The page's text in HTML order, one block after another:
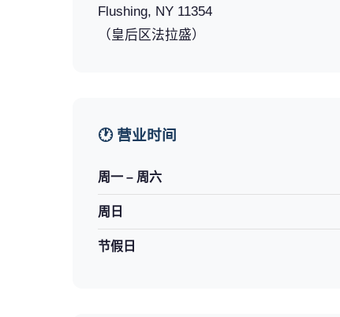
Flushing, NY 11354
（皇后区法拉盛）
🕐 营业时间
周一 – 周六
周日
节假日